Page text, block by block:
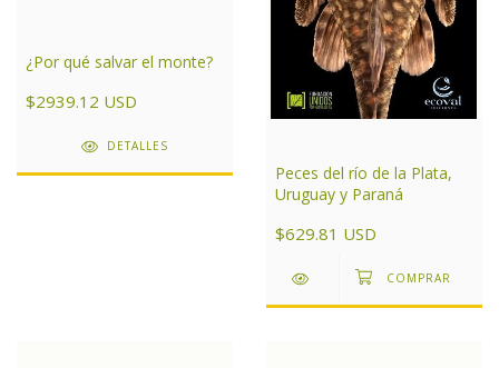
¿Por qué salvar el monte?
$2939.12 USD
DETALLES
Peces del río de la Plata,
Uruguay y Paraná
$629.81 USD